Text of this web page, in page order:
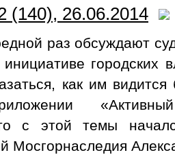
(140), 26.06.2014
раз обсуждают
городских
как им
с этой темы
Мосгорнаследия